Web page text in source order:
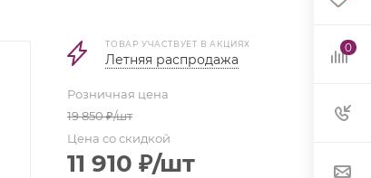
ТОВАР УЧАСТВУЕТ В АКЦИЯХ
Летняя распродажа
Розничная цена
19 850₽/шт
Цена со скидкой
11 910 ₽/шт
0